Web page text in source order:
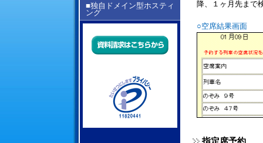
■独自ドメイン型ホスティ
ング
降、１ヶ月先まで
○空席結果画面
指定席予約